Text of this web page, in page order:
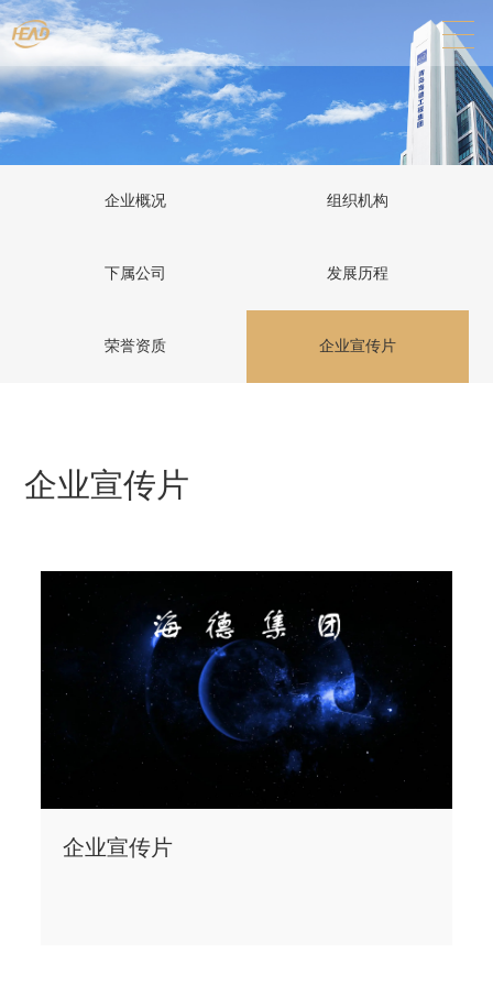
企业概况 组织机构
下属公司 发展历程
荣誉资质 企业宣传片
企业宣传片
企业宣传片